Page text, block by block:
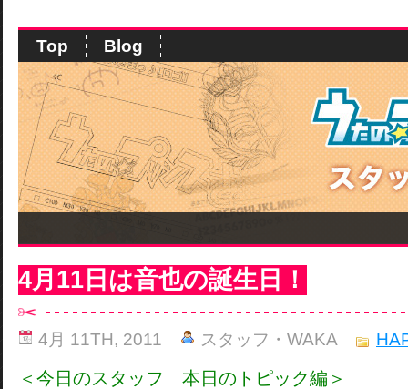
Top Blog
4月11日は音也の誕生日！
4月 11TH, 2011 スタッフ・WAKA
＜今日のスタッフ 本日のトピック編＞